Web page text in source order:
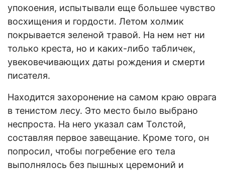
упокоения, испытывали еще большее чувство
восхищения и гордости. Летом холмик
покрывается зеленой травой. На нем нет ни
только креста, но и каких-либо табличек,
увековечивающих даты рождения и смерти
писателя.
Находится захоронение на самом краю оврага
в тенистом лесу. Это место было выбрано
неспроста. На него указал сам Толстой,
составляя первое завещание. Кроме того, он
попросил, чтобы погребение его тела
выполнялось без пышных церемоний и